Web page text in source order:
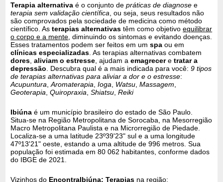
Terapia alternativa é o conjunto depráticas de diagnose e
terapia sem validação científica , ou seja, seus resultados não
são comprovados pela sociedade de medicina como método
científico. Asterapias alternativas têm como objetivoequilibrar
o corpo e a mente , diminuindo os sintomas e evitando doenças.
Esses tratamentos podem ser feitos em umspa ou em
clínicas especializadas . As terapias alternativas combatem
dores ,aliviam o estresse , ajudam aemagreceretratar a
depressão . Descubra qual é a mais indicada para você:9 tipos
de terapias alternativas para aliviar a dor e o estresse:
Acupuntura ,Aromaterapia ,Ioga Watsu ,Massagem
Geoterapia ,Quiropraxia ,Shiatsu ,Reiki
Ibiúna é um município brasileiro do estado de São Paulo.
Situa-se na Região Metropolitana de Sorocaba, na Mesorregião
Macro Metropolitana Paulista e na Microrregião de Piedade.
Localiza-se a uma latitude 23º39'23" sul e a uma longitude
47º13'21" oeste, estando a uma altitude de 996 metros. Sua
população foi estimada em 80 062 habitantes, conforme dados
do IBGE de 2021.
Vizinhos do EncontraIbiúna: Terapias na região: